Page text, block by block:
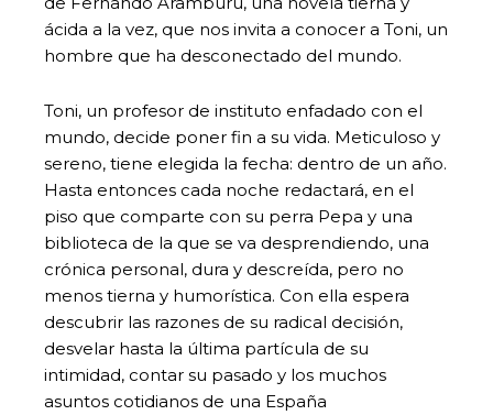
ácida a la vez, que nos invita a conocer a Toni, un
hombre que ha desconectado del mundo.
Toni, un profesor de instituto enfadado con el
mundo, decide poner fin a su vida. Meticuloso y
sereno, tiene elegida la fecha: dentro de un año.
Hasta entonces cada noche redactará, en el
piso que comparte con su perra Pepa y una
biblioteca de la que se va desprendiendo, una
crónica personal, dura y descreída, pero no
menos tierna y humorística. Con ella espera
descubrir las razones de su radical decisión,
desvelar hasta la última partícula de su
intimidad, contar su pasado y los muchos
asuntos cotidianos de una España